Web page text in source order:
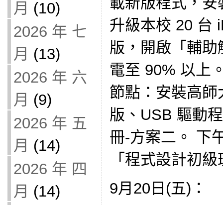
月 (10)
2026 年 七
月 (13)
2026 年 六
月 (9)
2026 年 五
月 (14)
2026 年 四
月 (14)
升級本校 20 台
版，開啟「輔
電至 90% 以上
節點：安裝高
版、USB 驅動
冊-方案二。 下
「程式設計初
9月20日(五)：